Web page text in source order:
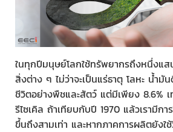
ในทุกปีมนุษย์โลกใช้ทรัพยากรถึงหนึ่งแ
สิ่งต่าง ๆ ไม่ว่าจะเป็นแร่ธาตุ โลหะ น้ำมั
ชีวิตอย่างพืชและสัตว์ แต่มีเพียง 8.6%
รีไซเคิล ถ้าเทียบกับปี 1970 แล้วเรามีก
ขึ้นถึงสามเท่า และหากภาคการผลิตยังใ